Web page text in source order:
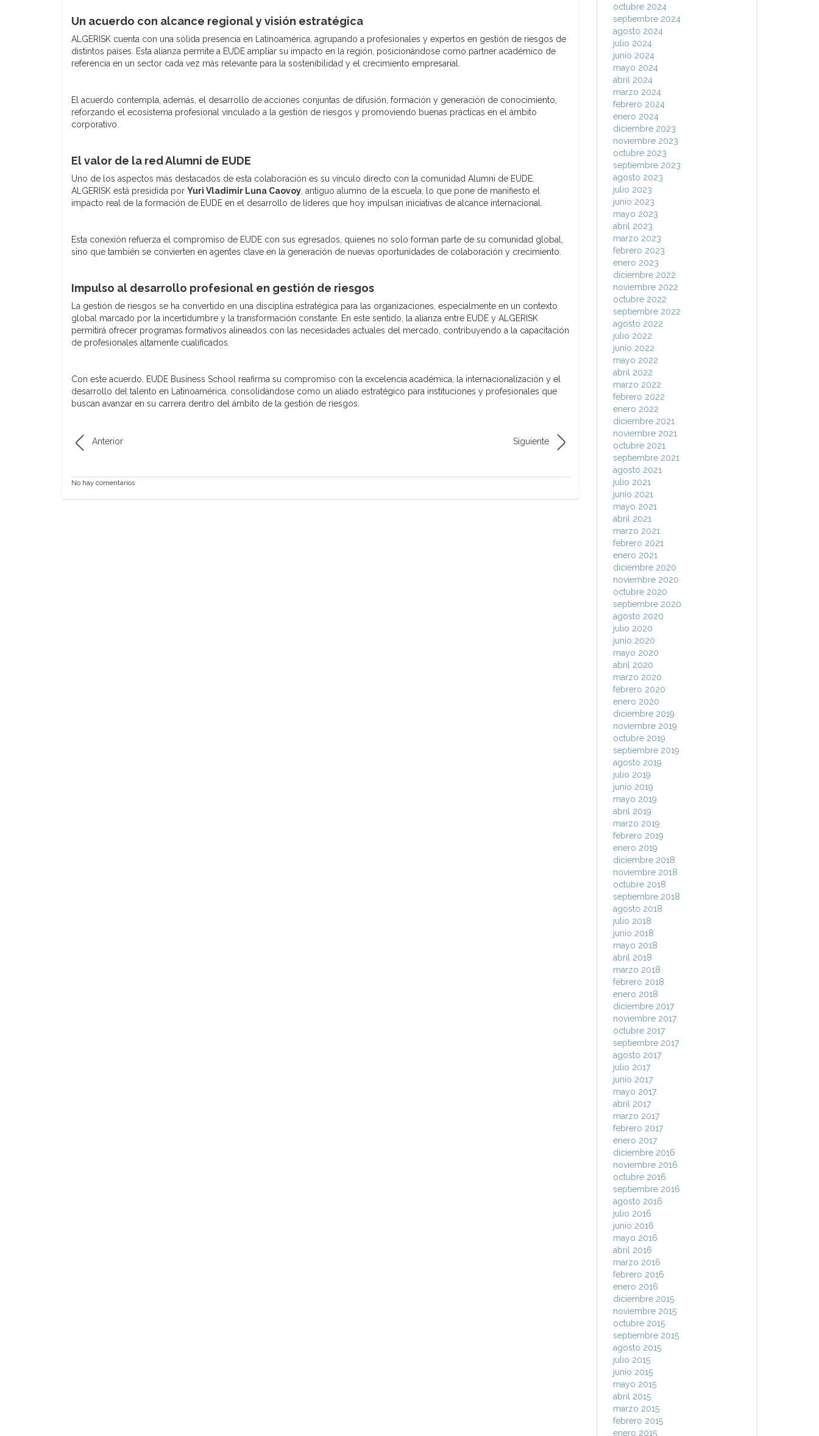
Un acuerdo con alcance regional y visión estratégica
ALGERISK cuenta con una sólida presencia en Latinoamérica, agrupando a profesionales y expertos en gestión de riesgos de
distintos países. Esta alianza permite a EUDE ampliar su impacto en la región, posicionándose como partner académico de
referencia en un sector cada vez más relevante para la sostenibilidad y el crecimiento empresarial.
El acuerdo contempla, además, el desarrollo de acciones conjuntas de difusión, formación y generación de conocimiento,
reforzando el ecosistema profesional vinculado a la gestión de riesgos y promoviendo buenas prácticas en el ámbito
corporativo.
El valor de la red Alumni de EUDE
Uno de los aspectos más destacados de esta colaboración es su vínculo directo con la comunidad Alumni de EUDE.
ALGERISK está presidida por Yuri Vladimir Luna Caovoy , antiguo alumno de la escuela, lo que pone de manifiesto el
impacto real de la formación de EUDE en el desarrollo de líderes que hoy impulsan iniciativas de alcance internacional.
Esta conexión refuerza el compromiso de EUDE con sus egresados, quienes no solo forman parte de su comunidad global,
sino que también se convierten en agentes clave en la generación de nuevas oportunidades de colaboración y crecimiento.
Impulso al desarrollo profesional en gestión de riesgos
La gestión de riesgos se ha convertido en una disciplina estratégica para las organizaciones, especialmente en un contexto
global marcado por la incertidumbre y la transformación constante. En este sentido, la alianza entre EUDE y ALGERISK
permitirá ofrecer programas formativos alineados con las necesidades actuales del mercado, contribuyendo a la capacitación
de profesionales altamente cualificados.
Con este acuerdo, EUDE Business School reafirma su compromiso con la excelencia académica, la internacionalización y el
desarrollo del talento en Latinoamérica, consolidándose como un aliado estratégico para instituciones y profesionales que
buscan avanzar en su carrera dentro del ámbito de la gestión de riesgos.
Anterior Siguiente
No hay comentarios
octubre 2024
septiembre 2024
agosto 2024
julio 2024
junio 2024
mayo 2024
abril 2024
marzo 2024
febrero 2024
enero 2024
diciembre 2023
noviembre 2023
octubre 2023
septiembre 2023
agosto 2023
julio 2023
junio 2023
mayo 2023
abril 2023
marzo 2023
febrero 2023
enero 2023
diciembre 2022
noviembre 2022
octubre 2022
septiembre 2022
agosto 2022
julio 2022
junio 2022
mayo 2022
abril 2022
marzo 2022
febrero 2022
enero 2022
diciembre 2021
noviembre 2021
octubre 2021
septiembre 2021
agosto 2021
julio 2021
junio 2021
mayo 2021
abril 2021
marzo 2021
febrero 2021
enero 2021
diciembre 2020
noviembre 2020
octubre 2020
septiembre 2020
agosto 2020
julio 2020
junio 2020
mayo 2020
abril 2020
marzo 2020
febrero 2020
enero 2020
diciembre 2019
noviembre 2019
octubre 2019
septiembre 2019
agosto 2019
julio 2019
junio 2019
mayo 2019
abril 2019
marzo 2019
febrero 2019
enero 2019
diciembre 2018
noviembre 2018
octubre 2018
septiembre 2018
agosto 2018
julio 2018
junio 2018
mayo 2018
abril 2018
marzo 2018
febrero 2018
enero 2018
diciembre 2017
noviembre 2017
octubre 2017
septiembre 2017
agosto 2017
julio 2017
junio 2017
mayo 2017
abril 2017
marzo 2017
febrero 2017
enero 2017
diciembre 2016
noviembre 2016
octubre 2016
septiembre 2016
agosto 2016
julio 2016
junio 2016
mayo 2016
abril 2016
marzo 2016
febrero 2016
enero 2016
diciembre 2015
noviembre 2015
octubre 2015
septiembre 2015
agosto 2015
julio 2015
junio 2015
mayo 2015
abril 2015
marzo 2015
febrero 2015
enero 2015